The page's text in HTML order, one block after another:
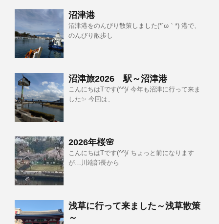
沼津港
沼津港をのんびり散策しました(*´ω｀*) 港で、
のんびり散歩し
沼津旅2026 駅～沼津港
こんにちはTです(^^)/ 今年も沼津に行って来ま
した✨ 今回は、
2026年桜🌸
こんにちはTです(^^)/ ちょっと前になります
が…川端部長から
浅草に行って来ました～浅草散策
～